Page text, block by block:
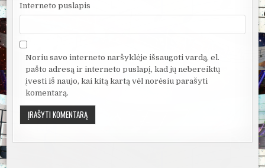
Interneto puslapis
Noriu savo interneto naršyklėje išsaugoti vardą, el.
pašto adresą ir interneto puslapį, kad jų nebereiktų
įvesti iš naujo, kai kitą kartą vėl norėsiu parašyti
komentarą.